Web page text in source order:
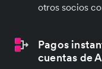
otros socios
Pagos
cuentas de